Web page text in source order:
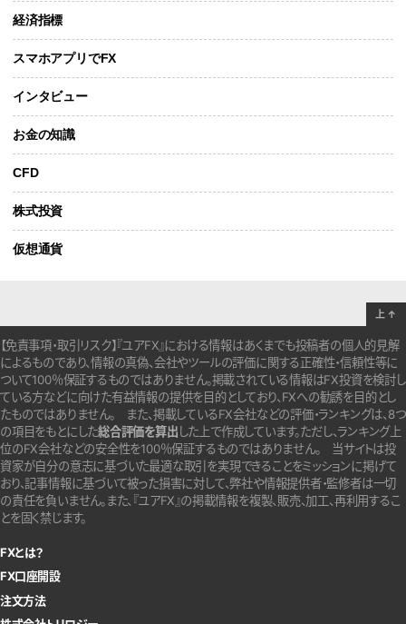
経済指標
スマホアプリでFX
インタビュー
お金の知識
CFD
株式投資
仮想通貨
【免責事項・取引リスク】『ユアFX』における情報はあくまでも投稿者の個人的見解
によるものであり、情報の真偽、会社やツールの評価に関する正確性・信頼性等に
ついて100％保証するものではありません。掲載されている情報はFX投資を検討し
ている方などに向けた有益情報の提供を目的としており、FXへの勧誘を目的とし
たものではありません。 また、掲載しているFX会社などの評価・ランキングは、8つ
の項目をもとにした総合評価を算出 した上で作成しています。ただし、ランキング上
位のFX会社などの安全性を100％保証するものではありません。
当サイトは投
資家が自分の意志に基づいた最適な取引を実現できることをミッションに掲げて
おり、記事情報に基づいて被った損害に対して、弊社や情報提供者・監修者は一切
の責任を負いません。また、『ユアFX』の掲載情報を複製、販売、加工、再利用するこ
とを固く禁じます。
FXとは？
FX口座開設
注文方法
上 ↑